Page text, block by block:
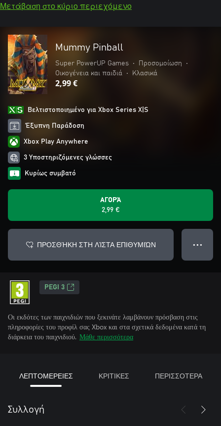
Μετάβαση στο κύριο περιεχόμενο
Mummy Pinball
Super PowerUP Games • Προσομοίωση
•
Οικογένεια και παιδιά
• Κλασικά
2,99 €
Βελτιστοποιημένο για Xbox Series X|S
Έξυπνη Παράδοση
Xbox Play Anywhere
3 Υποστηριζόμενες γλώσσες
Κυρίως συμβατό
ΑΓΟΡΆ
2,99 €
ΠΡΟΣΘΉΚΗ ΣΤΗ ΛΊΣΤΑ ΕΠΙΘΥΜΙΏΝ ● ● ●
PEGI 3
Οι εκδότες των παιχνιδιών που ξεκινάτε λαμβάνουν πρόσβαση στις
πληροφορίες του προφίλ σας Xbox και στα σχετικά δεδομένα κατά τη
διάρκεια του παιχνιδιού. Μάθε περισσότερα
ΛΕΠΤΟΜΕΡΕΙΕΣ ΚΡΙΤΙΚΕΣ ΠΕΡΙΣΣΟΤΕΡΑ
Συλλογή